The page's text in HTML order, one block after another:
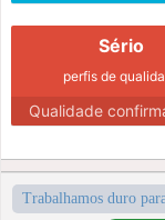
Sério
perfis de
Qualidade
Trabalhamos duro